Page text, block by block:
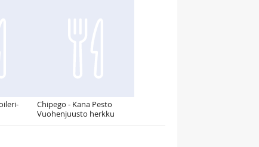
Chipego - Kana Pesto
Vuohenjuusto herkku